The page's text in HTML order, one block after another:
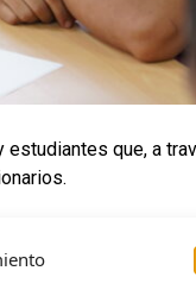
que, a
colombiano